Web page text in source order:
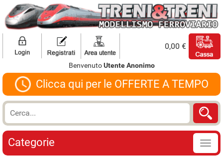
0,00 €
BenvenutoUtente Anonimo
Clicca qui per le OFFERTE A TEMPO
Categorie